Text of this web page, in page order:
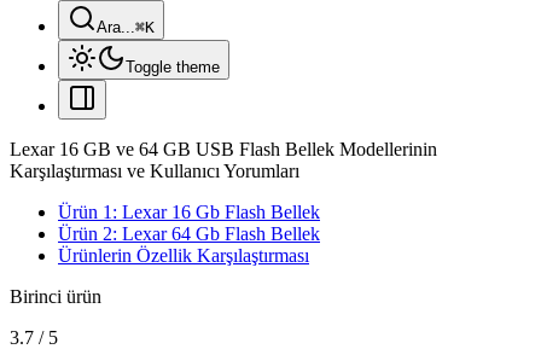
Ara...⌘K
Toggle theme
Lexar 16 GB ve 64 GB USB Flash Bellek Modellerinin
Karşılaştırması ve Kullanıcı Yorumları
Ürün 1: Lexar 16 Gb Flash Bellek
Ürün 2: Lexar 64 Gb Flash Bellek
Ürünlerin Özellik Karşılaştırması
Birinci ürün
3.7 / 5